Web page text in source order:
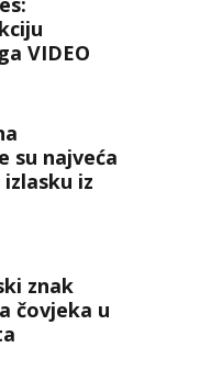
VIDEO
su najveća
iz
znak
čovjeka u